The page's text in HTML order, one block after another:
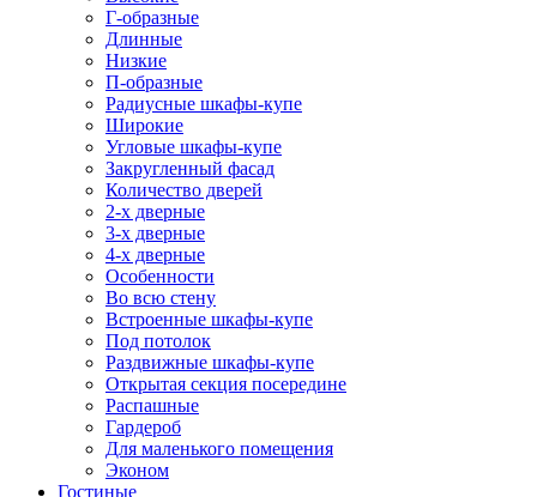
Г-образные
Длинные
Низкие
П-образные
Радиусные шкафы-купе
Широкие
Угловые шкафы-купе
Закругленный фасад
Количество дверей
2-х дверные
3-х дверные
4-х дверные
Особенности
Во всю стену
Встроенные шкафы-купе
Под потолок
Раздвижные шкафы-купе
Открытая секция посередине
Распашные
Гардероб
Для маленького помещения
Эконом
Гостиные